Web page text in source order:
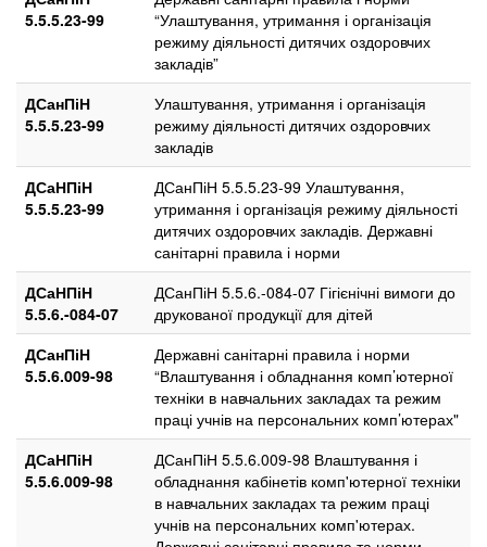
5.5.5.23-99
“Улаштування, утримання і організація
режиму діяльності дитячих оздоровчих
закладів”
ДСанПіН
5.5.5.23-99
Улаштування, утримання і організація
режиму діяльності дитячих оздоровчих
закладів
ДСаНПіН
5.5.5.23-99
ДСанПіН 5.5.5.23-99 Улаштування,
утримання і організація режиму діяльності
дитячих оздоровчих закладів. Державні
санітарні правила і норми
ДСаНПіН
5.5.6.-084-07
ДСанПіН 5.5.6.-084-07 Гігієнічні вимоги до
друкованої продукції для дітей
ДСанПіН
5.5.6.009-98
Державні санітарні правила і норми
“Влаштування і обладнання комп’ютерної
техніки в навчальних закладах та режим
праці учнів на персональних комп’ютерах"
ДСаНПіН
5.5.6.009-98
ДСанПіН 5.5.6.009-98 Влаштування і
обладнання кабінетів комп'ютерної техніки
в навчальних закладах та режим праці
учнів на персональних комп'ютерах.